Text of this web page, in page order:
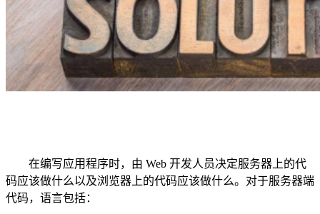
在编写应用程序时，由 Web 开发人员决定服务器上的代
码应该做什么以及浏览器上的代码应该做什么。对于服务器端
代码，语言包括：